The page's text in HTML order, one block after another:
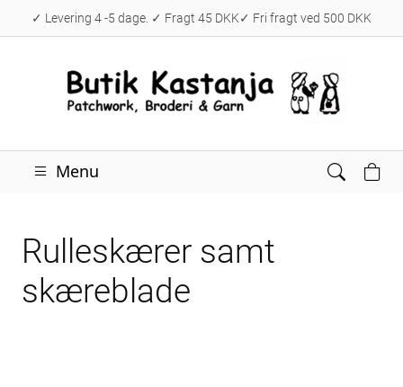
✓ Levering 4 -5 dage. ✓ Fragt 45 DKK✓ Fri fragt ved 500 DKK
Menu
Rulleskærer samt
skæreblade